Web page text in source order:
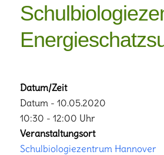
Datum/Zeit
Datum - 10.05.2020
10:30 - 12:00 Uhr
Veranstaltungsort
Schulbiologiezentrum Hannover